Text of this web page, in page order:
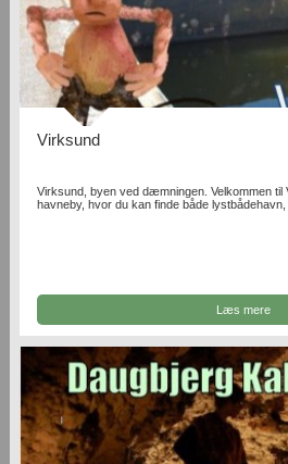
Virksund
Virksund, byen ved dæmningen. Velkommen
havneby, hvor du kan finde både lystbådehavn,
Læs mere